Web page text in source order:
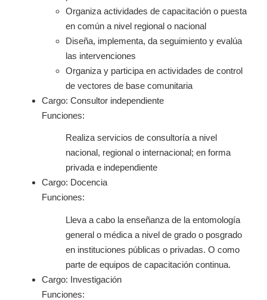
Organiza actividades de capacitación o puesta
en común a nivel regional o nacional
Diseña, implementa, da seguimiento y evalúa
las intervenciones
Organiza y participa en actividades de control
de vectores de base comunitaria
Cargo: Consultor independiente
Funciones:
Realiza servicios de consultoría a nivel
nacional, regional o internacional; en forma
privada e independiente
Cargo: Docencia
Funciones:
Lleva a cabo la enseñanza de la entomología
general o médica a nivel de grado o posgrado
en instituciones públicas o privadas. O como
parte de equipos de capacitación continua.
Cargo: Investigación
Funciones: